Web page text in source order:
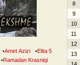
•Amet Azizi •Elita 5
•Ramadan Krasniqi
8
9
10
11
12
13